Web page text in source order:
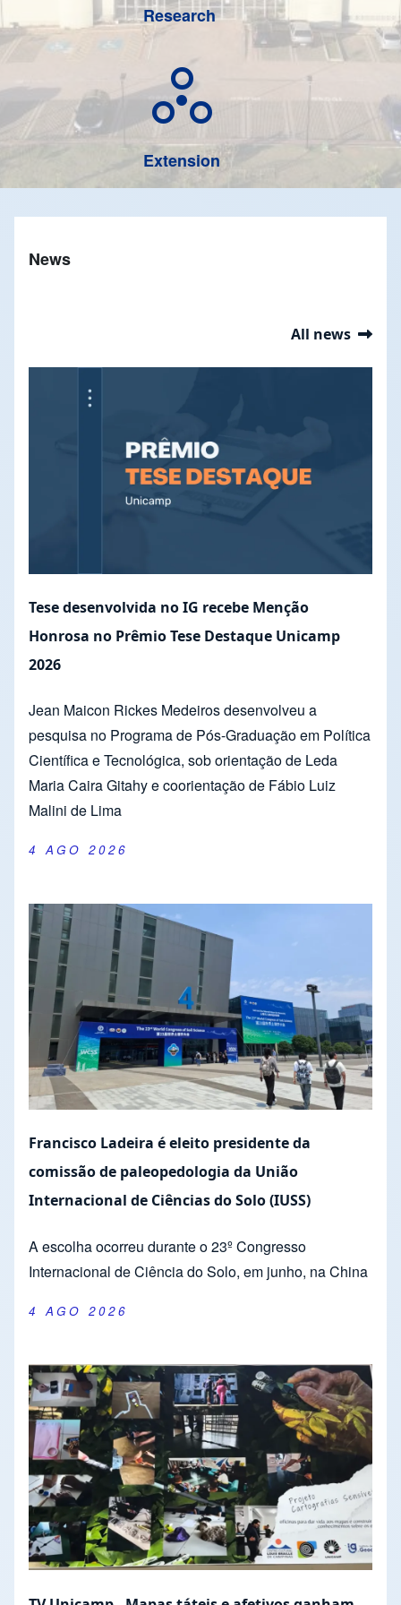
Research
circles_ext
Extension
News
All news
Tese desenvolvida no IG recebe Menção
Honrosa no Prêmio Tese Destaque Unicamp
2026
Jean Maicon Rickes Medeiros desenvolveu a
pesquisa no Programa de Pós-Graduação em Política
Científica e Tecnológica, sob orientação de Leda
Maria Caira Gitahy e coorientação de Fábio Luiz
Malini de Lima
4 AGO 2026
Francisco Ladeira é eleito presidente da
comissão de paleopedologia da União
Internacional de Ciências do Solo (IUSS)
A escolha ocorreu durante o 23º Congresso
Internacional de Ciência do Solo, em junho, na China
4 AGO 2026